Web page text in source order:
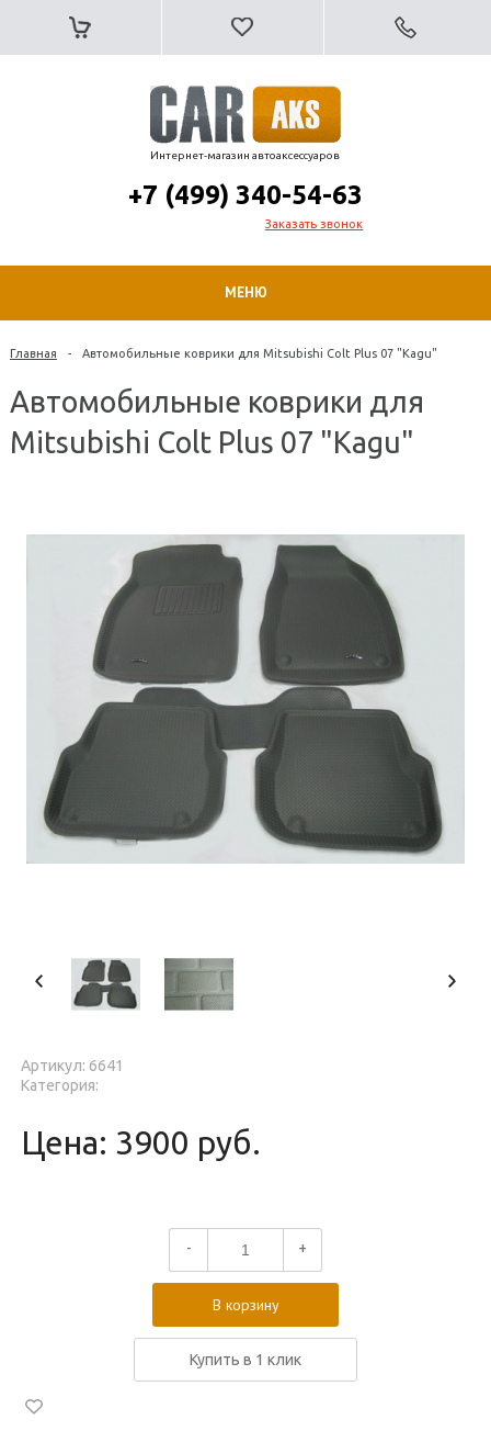
Интернет-магазин автоаксессуаров
+7 (499) 340-54-63
Заказать звонок
МЕНЮ
Главная - Автомобильные коврики для Mitsubishi Сolt Plus 07 "Kagu"
Автомобильные коврики для
Mitsubishi Сolt Plus 07 "Kagu"
Артикул: 6641
Категория:
Цена: 3900 руб.
- +
В корзину
Купить в 1 клик